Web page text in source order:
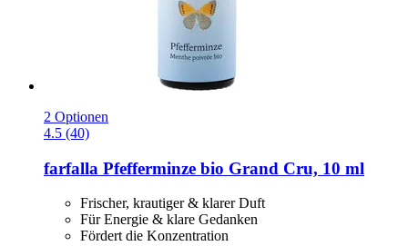
2 Optionen
4.5 (40)
farfalla Pfefferminze bio Grand Cru, 10 ml
Frischer, krautiger & klarer Duft
Für Energie & klare Gedanken
Fördert die Konzentration